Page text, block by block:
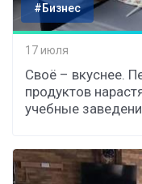
#Бизнес
17 июля
Своё – вкуснее.
продуктов
учебные